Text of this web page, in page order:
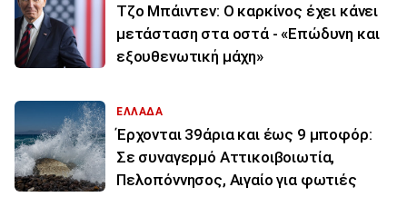
Τζο Μπάιντεν: Ο καρκίνος έχει κάνει
μετάσταση στα οστά - «Επώδυνη και
εξουθενωτική μάχη»
ΕΛΛΑΔΑ
Έρχονται 39άρια και έως 9 μποφόρ:
Σε συναγερμό Αττικοιβοιωτία,
Πελοπόννησος, Αιγαίο για φωτιές